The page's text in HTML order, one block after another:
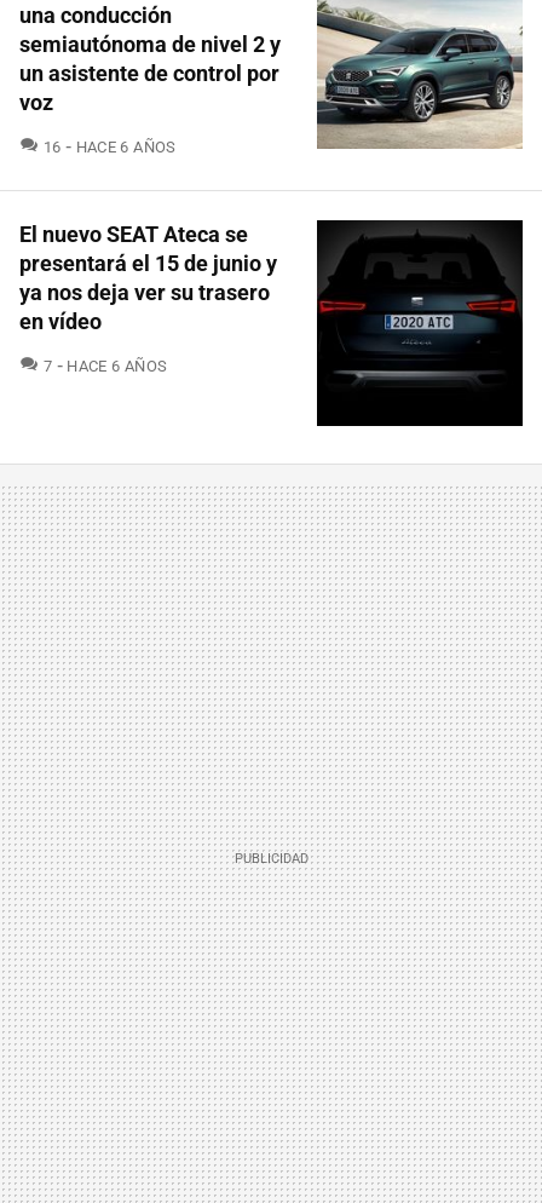
una conducción
semiautónoma de nivel 2 y
un asistente de control por
voz
16 COMENTARIOS
HACE 6 AÑOS
El nuevo SEAT Ateca se
presentará el 15 de junio y
ya nos deja ver su trasero
en vídeo
7 COMENTARIOS
HACE 6 AÑOS